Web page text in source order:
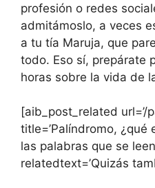
profesión o redes
admitámoslo, a veces
a tu tía Maruja, que
todo. Eso sí, prepárate
horas sobre la vida de
[aib_post_related url=’/
title=’Palíndromo, ¿qué
las palabras que se
relatedtext=’Quizás